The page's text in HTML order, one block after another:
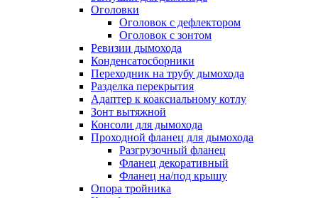
Оголовки
Оголовок с дефлектором
Оголовок с зонтом
Ревизии дымохода
Конденсатосборники
Переходник на трубу дымохода
Разделка перекрытия
Адаптер к коаксиальному котлу
Зонт вытяжной
Консоли для дымохода
Проходной фланец для дымохода
Разгрузочный фланец
Фланец декоративный
Фланец на/под крышу
Опора тройника